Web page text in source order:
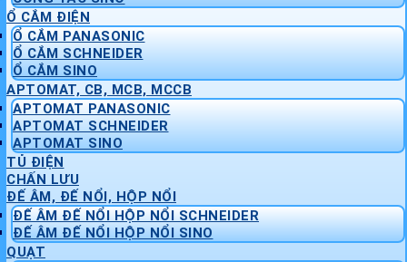
Ổ CẮM ĐIỆN
Ổ CẮM PANASONIC
Ổ CẮM SCHNEIDER
Ổ CẮM SINO
APTOMAT, CB, MCB, MCCB
APTOMAT PANASONIC
APTOMAT SCHNEIDER
APTOMAT SINO
TỦ ĐIỆN
CHẤN LƯU
ĐẾ ÂM, ĐẾ NỔI, HỘP NỔI
ĐẾ ÂM ĐẾ NỔI HỘP NỔI SCHNEIDER
ĐẾ ÂM ĐẾ NỔI HỘP NỔI SINO
QUẠT